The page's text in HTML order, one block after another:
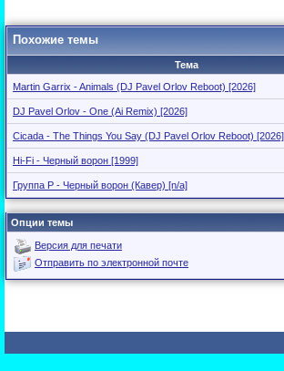
Похожие темы
Тема
Martin Garrix - Animals (DJ Pavel Orlov Reboot) [2026]
DJ Pavel Orlov - One (Ai Remix) [2026]
Cicada - The Things You Say (DJ Pavel Orlov Reboot) [2026]
Hi-Fi - Черный ворон [1999]
Группа Р - Черный ворон (Кавер) [n/a]
Опции темы
Версия для печати
Отправить по электронной почте